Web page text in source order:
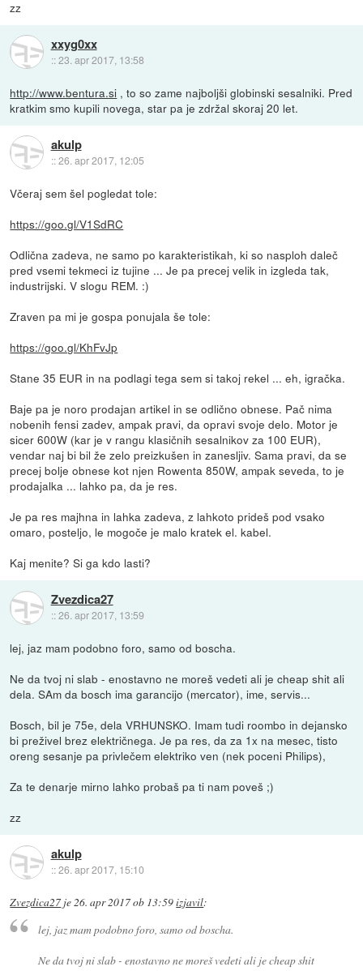
zz
xxyg0xx
::23. apr 2017, 13:58
http://www.bentura.si , to so zame najboljši globinski sesalniki. Pred
kratkim smo kupili novega, star pa je zdržal skoraj 20 let.
akulp
::26. apr 2017, 12:05
Včeraj sem šel pogledat tole:
https://goo.gl/V1SdRC
Odlična zadeva, ne samo po karakteristikah, ki so nasploh daleč
pred vsemi tekmeci iz tujine ... Je pa precej velik in izgleda tak,
industrijski. V slogu REM. :)
Zraven pa mi je gospa ponujala še tole:
https://goo.gl/KhFvJp
Stane 35 EUR in na podlagi tega sem si takoj rekel ... eh, igračka.
Baje pa je noro prodajan artikel in se odlično obnese. Pač nima
nobenih fensi zadev, ampak pravi, da opravi svoje delo. Motor je
sicer 600W (kar je v rangu klasičnih sesalnikov za 100 EUR),
vendar naj bi bil že zelo preizkušen in zanesljiv. Sama pravi, da se
precej bolje obnese kot njen Rowenta 850W, ampak seveda, to je
prodajalka ... lahko pa, da je res.
Je pa res majhna in lahka zadeva, z lahkoto prideš pod vsako
omaro, posteljo, le mogoče je malo kratek el. kabel.
Kaj menite? Si ga kdo lasti?
Zvezdica27
::26. apr 2017, 13:59
lej, jaz mam podobno foro, samo od boscha.
Ne da tvoj ni slab - enostavno ne moreš vedeti ali je cheap shit ali
dela. SAm da bosch ima garancijo (mercator), ime, servis...
Bosch, bil je 75e, dela VRHUNSKO. Imam tudi roombo in dejansko
bi preživel brez električnega. Je pa res, da za 1x na mesec, tisto
oreng sesanje pa privlečem elektriko ven (nek poceni Philips),
Za te denarje mirno lahko probaš pa ti nam poveš ;)
zz
akulp
::26. apr 2017, 15:10
Zvezdica27 je26. apr 2017 ob 13:59izjavil:
lej, jaz mam podobno foro, samo od boscha.
Ne da tvoj ni slab - enostavno ne moreš vedeti ali je cheap shit